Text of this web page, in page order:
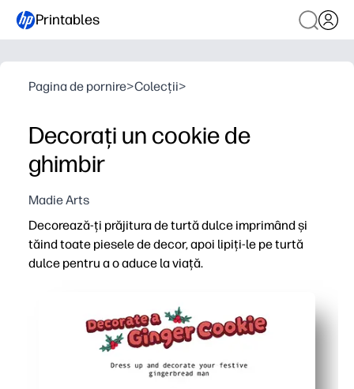
Printables
Pagina de pornire>Colecții>
Decorați un cookie de
ghimbir
Madie Arts
Decorează-ți prăjitura de turtă dulce imprimând și
tăind toate piesele de decor, apoi lipiți-le pe turtă
dulce pentru a o aduce la viață.